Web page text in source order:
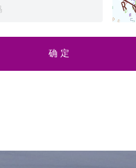
确 定